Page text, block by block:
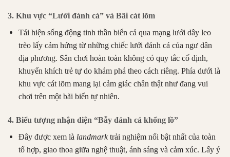
3. Khu vực “Lưới đánh cá” và Bãi cát lõm
Tái hiện sống động tinh thần biển cả qua mạng lưới dây leo
trèo lấy cảm hứng từ những chiếc lưới đánh cá của ngư dân
địa phương. Sân chơi hoàn toàn không có quy tắc cố định,
khuyến khích trẻ tự do khám phá theo cách riêng. Phía dưới là
khu vực cát lõm mang lại cảm giác chân thật như đang vui
chơi trên một bãi biển tự nhiên.
4. Biểu tượng nhận diện “Bẫy đánh cá khổng lồ”
Đây được xem là landmarktrải nghiệm nổi bật nhất của toàn
tổ hợp, giao thoa giữa nghệ thuật, ánh sáng và cảm xúc. Lấy ý